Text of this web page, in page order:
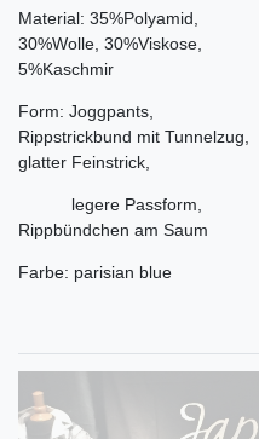
Material: 35%Polyamid,
30%Wolle, 30%Viskose,
5%Kaschmir
Form: Joggpants,
Rippstrickbund mit Tunnelzug,
glatter Feinstrick,
legere Passform,
Rippbündchen am Saum
Farbe: parisian blue